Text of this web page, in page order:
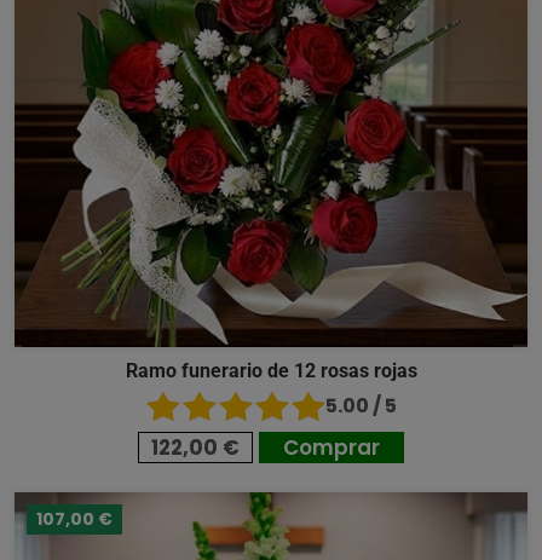
Ramo funerario de 12 rosas rojas
5.00 / 5
122,00 € Comprar
107,00 €